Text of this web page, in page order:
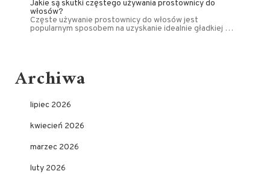
Jakie są skutki częstego używania prostownicy do
włosów?
Częste używanie prostownicy do włosów jest
popularnym sposobem na uzyskanie idealnie gładkiej …
Archiwa
lipiec 2026
kwiecień 2026
marzec 2026
luty 2026